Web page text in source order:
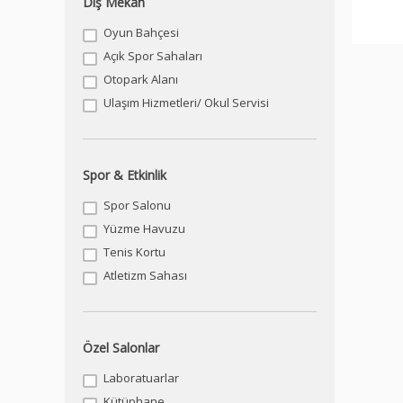
Oyun Bahçesi
Açık Spor Sahaları
Otopark Alanı
Ulaşım Hizmetleri/ Okul Servisi
Spor & Etkinlik
Spor Salonu
Yüzme Havuzu
Tenis Kortu
Atletizm Sahası
Özel Salonlar
Laboratuarlar